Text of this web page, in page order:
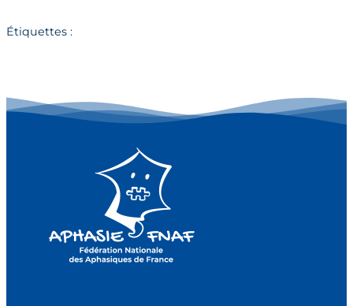
Étiquettes :